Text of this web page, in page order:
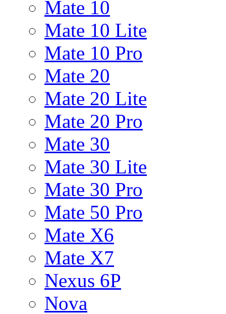
Mate 10
Mate 10 Lite
Mate 10 Pro
Mate 20
Mate 20 Lite
Mate 20 Pro
Mate 30
Mate 30 Lite
Mate 30 Pro
Mate 50 Pro
Mate X6
Mate X7
Nexus 6P
Nova